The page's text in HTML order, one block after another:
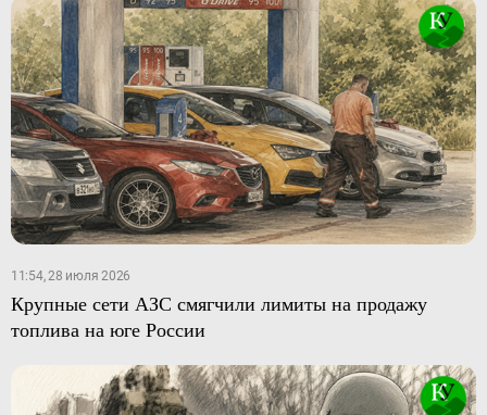
11:54, 28 июля 2026
Крупные сети АЗС смягчили лимиты на продажу
топлива на юге России